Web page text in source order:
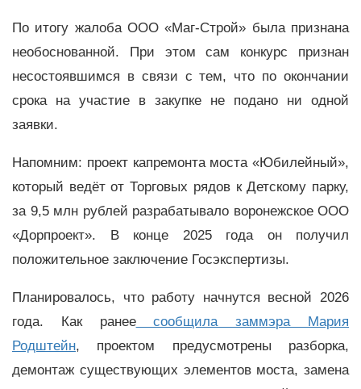
По итогу жалоба ООО «Маг-Строй» была признана
необоснованной. При этом сам конкурс признан
несостоявшимся в связи с тем, что по окончании
срока на участие в закупке не подано ни одной
заявки.
Напомним: проект капремонта моста «Юбилейный»,
который ведёт от Торговых рядов к Детскому парку,
за 9,5 млн рублей разрабатывало воронежское ООО
«Дорпроект». В конце 2025 года он получил
положительное заключение Госэкспертизы.
Планировалось, что работу начнутся весной 2026
года. Как ранеесообщила заммэра Мария
Родштейн, проектом предусмотрены разборка,
демонтаж существующих элементов моста, замена